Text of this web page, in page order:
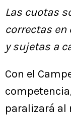
Las cuotas
correctas
y sujetas a
Con el
paralizará al